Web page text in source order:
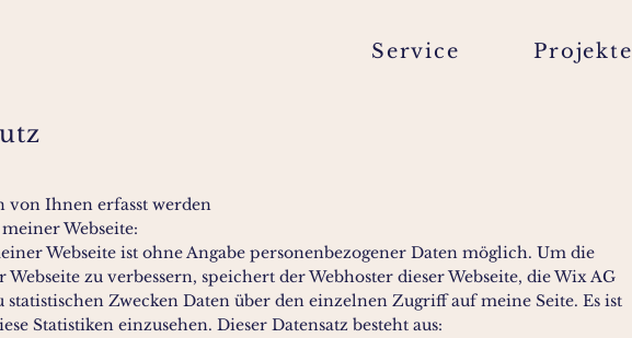
Service Projekte
von Ihnen erfasst werden
Webseite:
Webseite ist ohne Angabe personenbezogener Daten möglich. Um die
zu verbessern, speichert der Webhoster dieser Webseite, die Wix AG
statistischen Zwecken Daten über den einzelnen Zugriff auf meine Seite. Es ist
Statistiken einzusehen. Dieser Datensatz besteht aus: